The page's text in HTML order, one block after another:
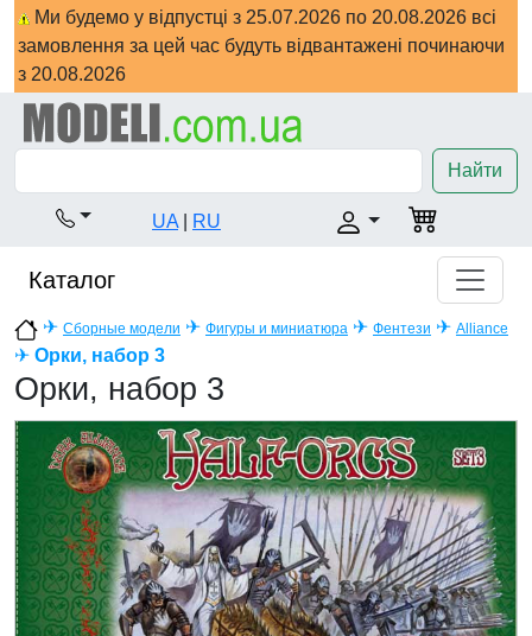
Ми будемо у відпустці з 25.07.2026 по 20.08.2026 всі
замовлення за цей час будуть відвантажені починаючи
з 20.08.2026
Найти
UA RU
Каталог
✈ Сборные модели ✈ Фигуры и миниатюра ✈ Фентези ✈ Alliance
✈ Орки, набор 3
Орки, набор 3